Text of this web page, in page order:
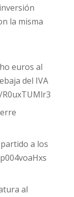
la misma
euros al
del IVA
a los
al